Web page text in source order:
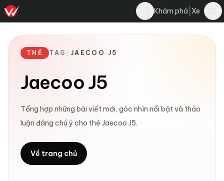
Khám phá Xe
THẺ TAG / JAECOO J5
Jaecoo J5
Tổng hợp những bài viết mới, góc nhìn nổi bật và thảo
luận đáng chú ý cho thẻ Jaecoo J5.
Về trang chủ